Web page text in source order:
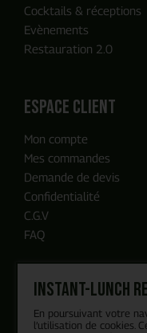
Instant-Lunch
En poursuivant votre
l’utilisation de cookies.
Notre
en moins
Cocktails & réceptions
Evènements
Restauration 2.0
espace client
Mon compte
Mes commandes
Demande de devis
Confidentialité
C.G.V
FAQ
Nos engagements
Blog